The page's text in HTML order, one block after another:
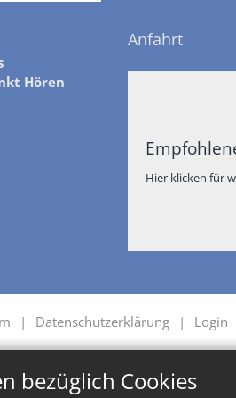
bezüglich Cookies
Hören
Anfahrt
Hier klicken für
Datenschutzerklärung Login